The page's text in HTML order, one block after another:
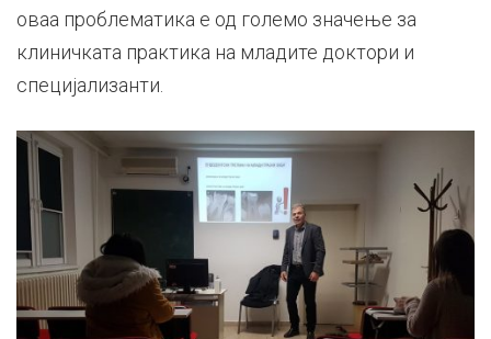
оваа проблематика е од големо значење за
клиничката практика на младите доктори и
специјализанти.